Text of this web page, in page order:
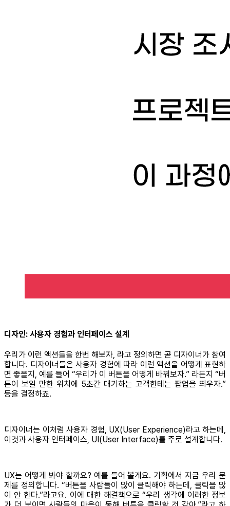
디자인: 사용자 경험과 인터페이스 설계
우리가 이런 액션들을 한번 해보자, 라고 정의하면 곧 디자이너가 참여
합니다. 디자이너들은 사용자 경험에 따라 이런 액션을 어떻게 표현하
면 좋을지, 예를 들어 “우리가 이 버튼을 어떻게 바꿔보자.” 라든지 “버
튼이 보일 만한 위치에 5초간 대기하는 고객한테는 팝업을 띄우자.”
등을 결정하죠.
디자이너는 이처럼 사용자 경험, UX(User Experience)라고 하는데,
이것과 사용자 인터페이스, UI(User Interface)를 주로 설계합니다.
UX는 어떻게 봐야 할까요? 예를 들어 볼게요. 기획에서 지금 우리 문
제를 정의합니다. “버튼을 사람들이 많이 클릭해야 하는데, 클릭을 많
이 안 한다.”라고요. 이에 대한 해결책으로 “우리 생각에 이러한 정보